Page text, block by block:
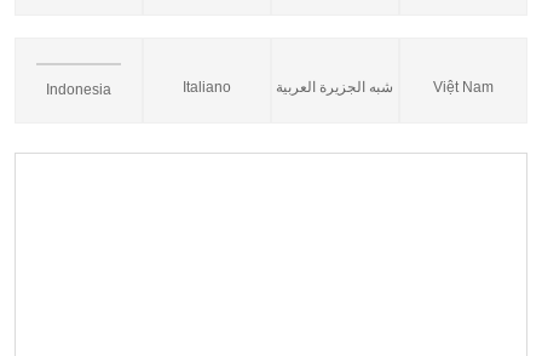
Indonesia Italiano شبه الجزيرة العربية Việt Nam